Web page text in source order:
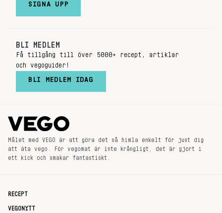
SIGNA UPP
BLI MEDLEM
Få tillgång till över 5000+ recept, artiklar
och vegoguider!
BLI MEDLEM IDAG
Målet med VEGO är att göra det så himla enkelt för just dig
att äta vego. För vegomat är inte krångligt, det är gjort i
ett kick och smakar fantastiskt.
RECEPT
VEGONYTT